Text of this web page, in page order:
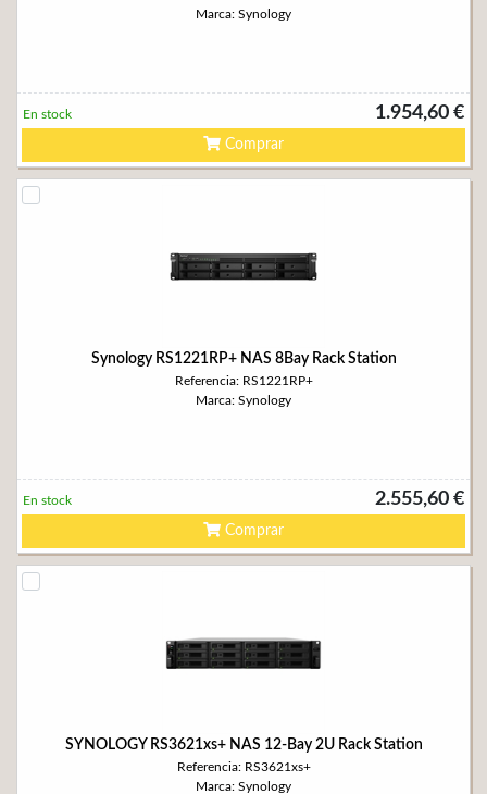
Marca: Synology
1.954,60 €
En stock
Comprar
Synology RS1221RP+ NAS 8Bay Rack Station
Referencia: RS1221RP+
Marca: Synology
2.555,60 €
En stock
Comprar
SYNOLOGY RS3621xs+ NAS 12-Bay 2U Rack Station
Referencia: RS3621xs+
Marca: Synology